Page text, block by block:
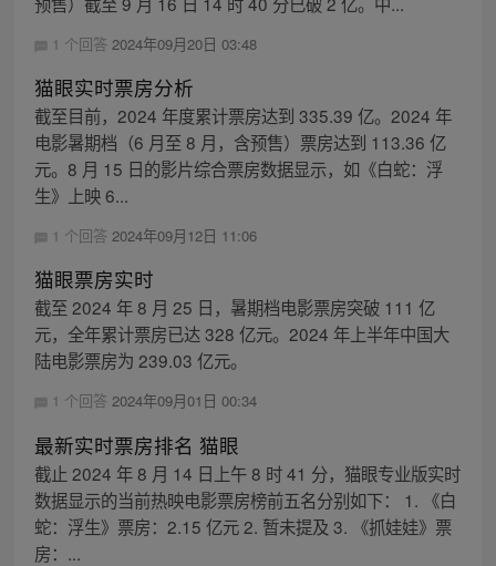
1 个回答 2024年09月20日 03:48
猫眼实时票房分析
截至目前，2024 年度累计票房达到 335.39 亿。2024 年
电影暑期档（6 月至 8 月，含预售）票房达到 113.36 亿
元。8 月 15 日的影片综合票房数据显示，如《白蛇：浮
生》上映 6...
1 个回答 2024年09月12日 11:06
猫眼票房实时
截至 2024 年 8 月 25 日，暑期档电影票房突破 111 亿
元，全年累计票房已达 328 亿元。2024 年上半年中国大
陆电影票房为 239.03 亿元。
1 个回答 2024年09月01日 00:34
最新实时票房排名 猫眼
截止 2024 年 8 月 14 日上午 8 时 41 分，猫眼专业版实时
数据显示的当前热映电影票房榜前五名分别如下： 1. 《白
蛇：浮生》票房：2.15 亿元 2. 暂未提及 3. 《抓娃娃》票
房：...